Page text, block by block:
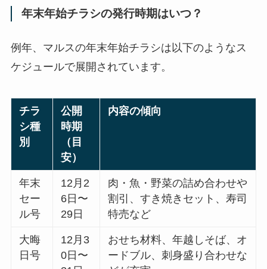
年末年始チラシの発行時期はいつ？
例年、マルスの年末年始チラシは以下のようなス
ケジュールで展開されています。
チラ
シ種
別
公開
時期
（目
安）
内容の傾向
年末
セー
ル号
12月2
6日〜
29日
肉・魚・野菜の詰め合わせや
割引、すき焼きセット、寿司
特売など
大晦
日号
12月3
0日〜
おせち材料、年越しそば、オ
ードブル、刺身盛り合わせな